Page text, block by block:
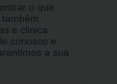
o que
e clinica
conosco e
a sua